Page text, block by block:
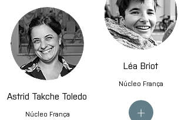
Astrid Takche Toledo
Núcleo França
Léa Briot
Núcleo França
+